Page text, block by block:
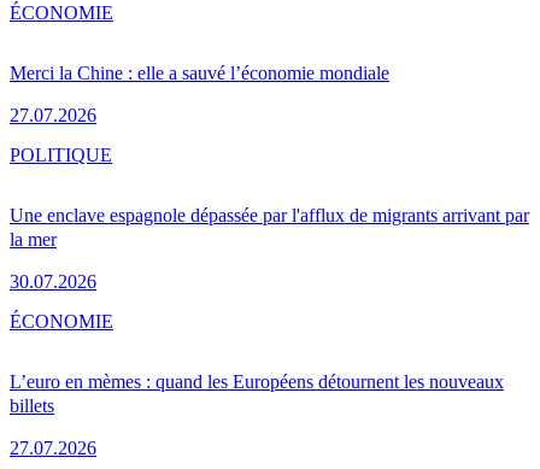
Merci la Chine : elle a sauvé l’économie mondiale
27.07.2026
ÉCONOMIE
Une enclave espagnole dépassée par l'afflux de migrants arrivant par
la mer
30.07.2026
POLITIQUE
L’euro en mèmes : quand les Européens détournent les nouveaux
billets
27.07.2026
ÉCONOMIE